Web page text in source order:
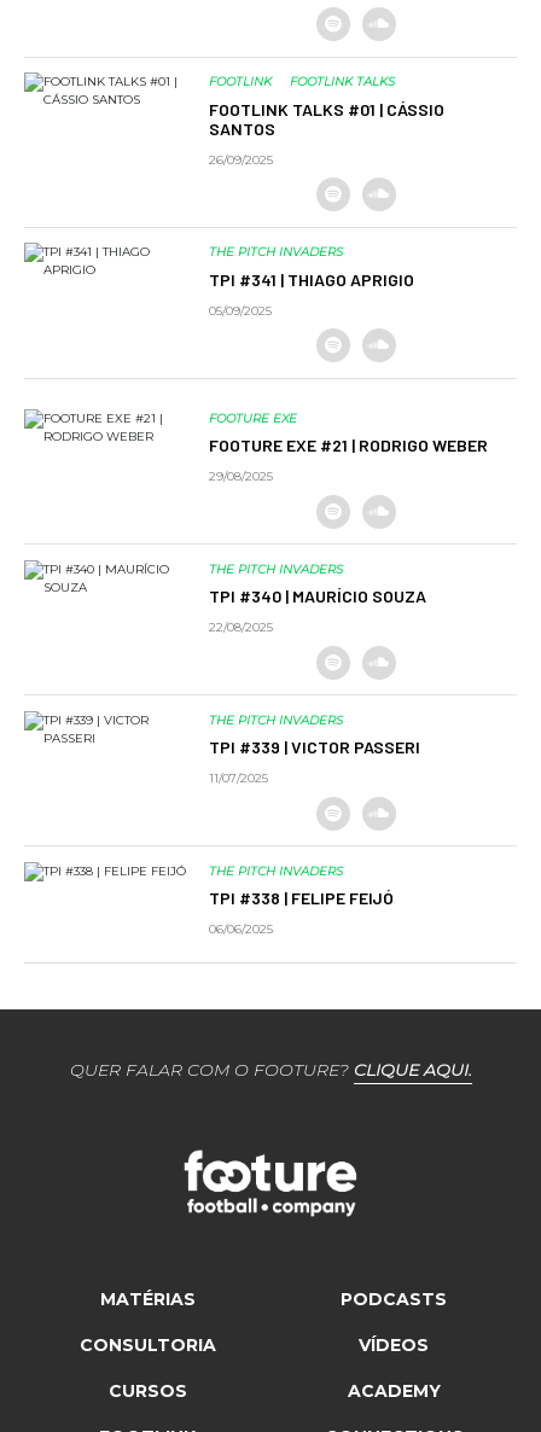
FOOTLINK FOOTLINK TALKS
FOOTLINK TALKS #01 | CÁSSIO
SANTOS
26/09/2025
THE PITCH INVADERS
TPI #341 | THIAGO APRIGIO
05/09/2025
FOOTURE EXE
FOOTURE EXE #21 | RODRIGO WEBER
29/08/2025
THE PITCH INVADERS
TPI #340 | MAURÍCIO SOUZA
22/08/2025
THE PITCH INVADERS
TPI #339 | VICTOR PASSERI
11/07/2025
THE PITCH INVADERS
TPI #338 | FELIPE FEIJÓ
06/06/2025
QUER FALAR COM O FOOTURE? CLIQUE AQUI.
MATÉRIAS PODCASTS
CONSULTORIA VÍDEOS
CURSOS ACADEMY